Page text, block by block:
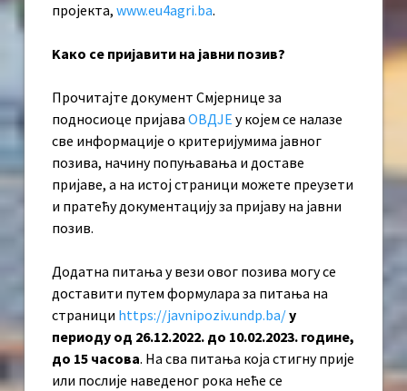
пројекта, www.eu4agri.ba.
Kако се пријавити на јавни позив?
Прочитајте документ Смјернице за
подносиоце пријава ОВДЈЕ у којем се налазе
све информације о критеријумима јавног
позива, начину попуњавања и доставе
пријаве, а на истој страници можете преузети
и пратећу документацију за пријаву на јавни
позив.
Додатна питања у вези овог позива могу се
доставити путем формулара за питања на
страници https://javnipoziv.undp.ba/у
периоду од 26.12.2022. до 10.02.2023. године,
до 15 часова. На сва питања која стигну прије
или послије наведеног рока неће се